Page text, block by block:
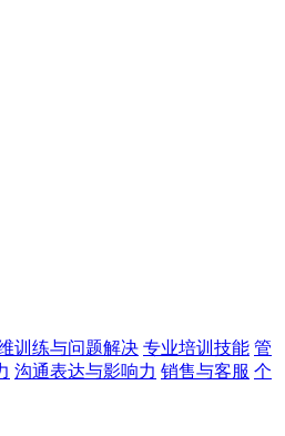
训练与问题解决 专业培训技能 管
沟通表达与影响力 销售与客服 个